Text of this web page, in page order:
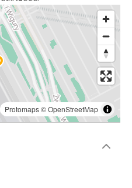
Protomaps©OpenStreetMap